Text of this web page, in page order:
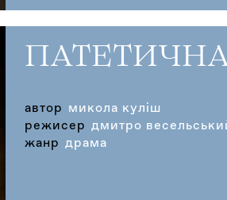
автор
микола куліш
режисер дмитро
жанр драма